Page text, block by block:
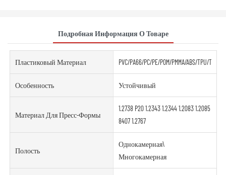
Подробная Информация О Товаре
Пластиковый Материал PVC/PA66/PC/PE/POM/PMMA/ABS/TPU/TPE/
Особенность Устойчивый
Материал Для Пресс-Формы
1.2738 P20 1.2343 1.2344 1.2083 1.2085
8407 1.2767
Полость
Однокамерная\
Многокамерная